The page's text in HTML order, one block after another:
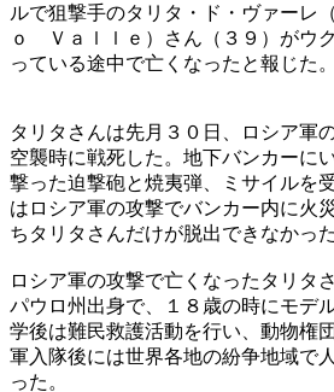
ルで狙撃手のタリタ・ド・ヴァーレ
ｏ Ｖａｌｌｅ）さん（３９）がウ
っている途中で亡くなったと報じた。
タリタさんは先月３０日、ロシア軍
空襲時に戦死した。地下バンカーに
撃った迫撃砲と焼夷弾、ミサイルを
はロシア軍の攻撃でバンカー内に火
ちタリタさんだけが脱出できなかっ
ロシア軍の攻撃で亡くなったタリタ
パウロ州出身で、１８歳の時にモデ
学後は難民救護活動を行い、動物権
軍入隊後には世界各地の紛争地域で
った。